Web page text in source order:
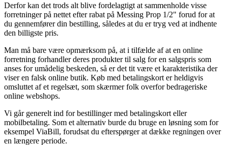
Derfor kan det trods alt blive fordelagtigt at sammenholde visse
forretninger på nettet efter rabat på Messing Prop 1/2" forud for at
du gennemfører din bestilling, således at du er tryg ved at indhente
den billigste pris.
Man må bare være opmærksom på, at i tilfælde af at en online
forretning forhandler deres produkter til salg for en salgspris som
anses for umådelig beskeden, så er det tit være et karakteristika der
viser en falsk online butik. Køb med betalingskort er heldigvis
omsluttet af et regelsæt, som skærmer folk overfor bedrageriske
online webshops.
Vi går generelt ind for bestillinger med betalingskort eller
mobilbetaling. Som et alternativ burde du bruge en løsning som for
eksempel ViaBill, forudsat du efterspørger at dække regningen over
en længere periode.